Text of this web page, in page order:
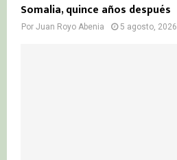
Somalia, quince años después
Por Juan Royo Abenia 5 agosto, 2026